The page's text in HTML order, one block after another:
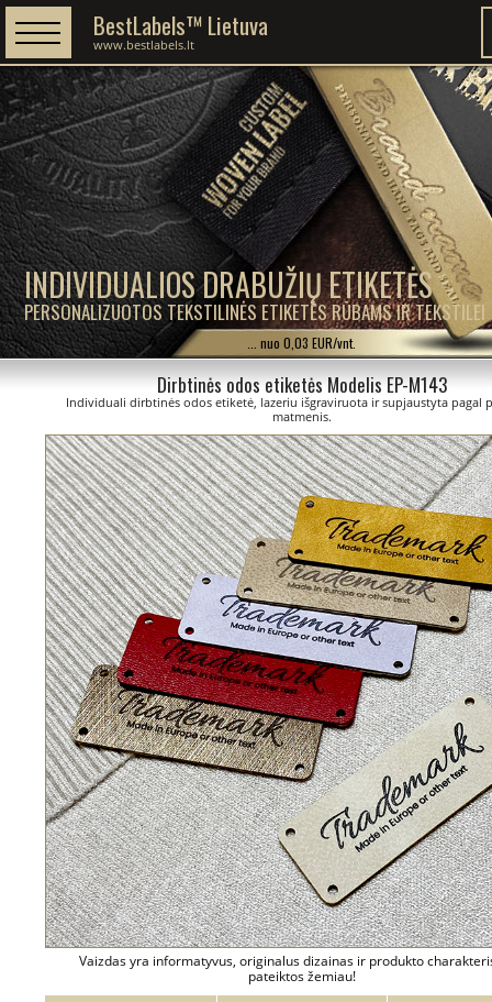
INDIVIDUALIOS DRABUŽIŲ ETIKETĖS
PERSONALIZUOTOS TEKSTILINĖS ETIKETĖS RŪBAMS IR TEKSTILEI
BestLabels™ Lietuva
www.bestlabels.lt
... nuo 0,03 EUR/vnt.
Dirbtinės odos etiketės Modelis EP-M143
Individuali dirbtinės odos etiketė, lazeriu išgraviruota ir supjaustyta pagal
matmenis.
Vaizdas yra informatyvus, originalus dizainas ir produkto
pateiktos žemiau!